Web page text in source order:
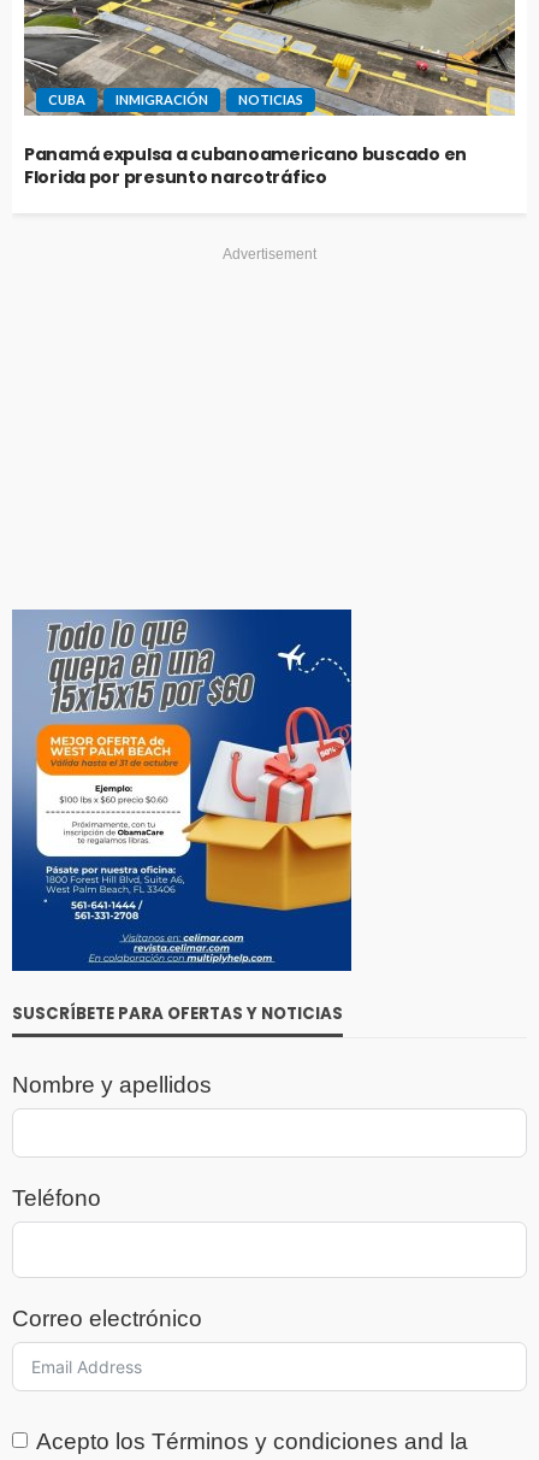
CUBA INMIGRACIÓN NOTICIAS
Panamá expulsa a cubanoamericano buscado en
Florida por presunto narcotráfico
Advertisement
SUSCRÍBETE PARA OFERTAS Y NOTICIAS
Nombre y apellidos
Teléfono
Correo electrónico
Acepto los Términos y condiciones and la